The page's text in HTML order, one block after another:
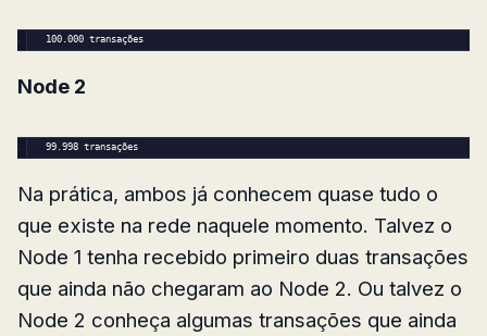
100. 000 transações
Node 2
99. 998 transações
Na prática, ambos já conhecem quase tudo o
que existe na rede naquele momento. Talvez o
Node 1 tenha recebido primeiro duas transações
que ainda não chegaram ao Node 2. Ou talvez o
Node 2 conheça algumas transações que ainda